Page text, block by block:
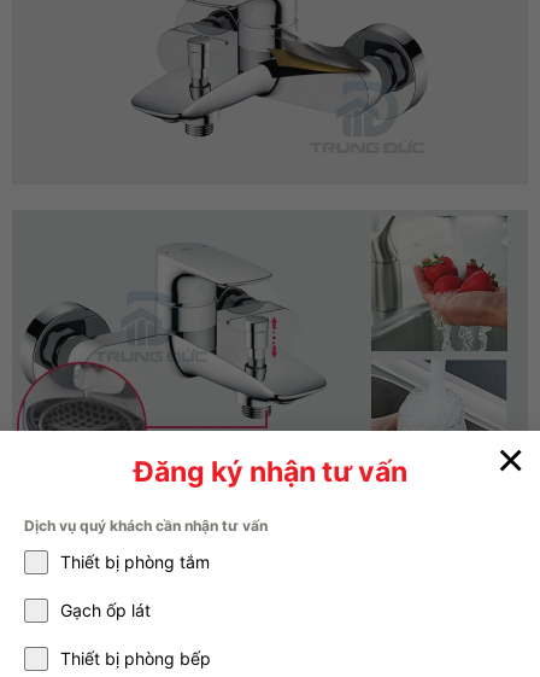
Đăng ký nhận tư vấn
Dịch vụ quý khách cần nhận tư vấn
Thiết bị phòng tắm
Gạch ốp lát
Thiết bị phòng bếp
×